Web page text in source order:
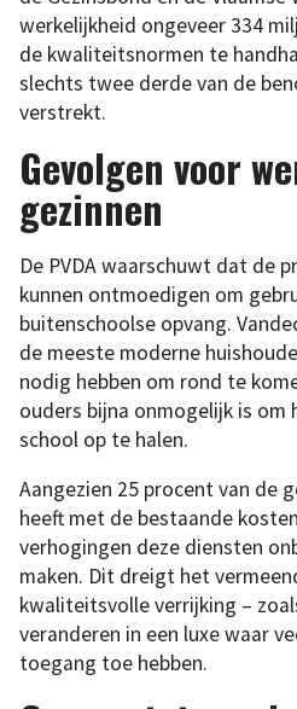
werkelijkheid ongeveer 334
de kwaliteitsnormen te
slechts twee derde van de
verstrekt.
Gevolgen voor
gezinnen
De PVDA waarschuwt dat de
kunnen ontmoedigen om
buitenschoolse opvang.
de meeste moderne
nodig hebben om rond te
ouders bijna onmogelijk is om
school op te halen.
Aangezien 25 procent van de
heeft met de bestaande
verhogingen deze diensten
maken. Dit dreigt het
kwaliteitsvolle verrijking –
veranderen in een luxe waar
toegang toe hebben.